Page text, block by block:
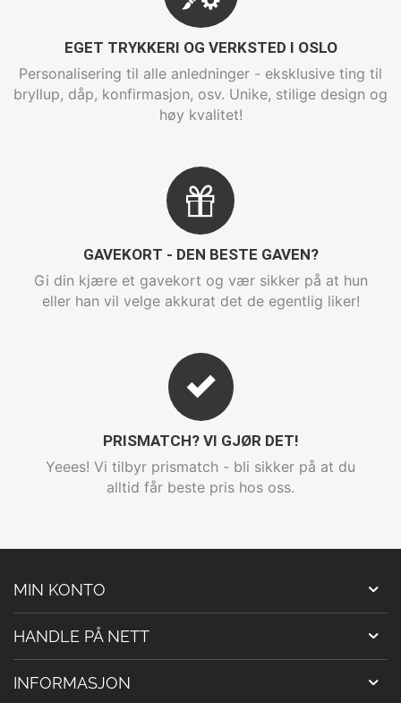
EGET TRYKKERI OG VERKSTED I OSLO
Personalisering til alle anledninger - eksklusive ting til
bryllup, dåp, konfirmasjon, osv. Unike, stilige design og
høy kvalitet!
GAVEKORT - DEN BESTE GAVEN?
Gi din kjære et gavekort og vær sikker på at hun
eller han vil velge akkurat det de egentlig liker!
PRISMATCH? VI GJØR DET!
Yeees! Vi tilbyr prismatch - bli sikker på at du
alltid får beste pris hos oss.
MIN KONTO
HANDLE PÅ NETT
INFORMASJON